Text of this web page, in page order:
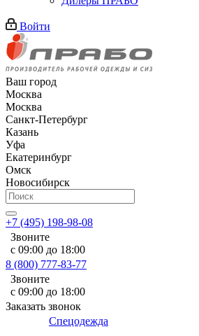
Войти
Ваш город
Москва
Москва
Санкт-Петербург
Казань
Уфа
Екатеринбург
Омск
Новосибирск
+7 (495) 198-98-08
Звоните
с 09:00 до 18:00
8 (800) 777-83-77
Звоните
с 09:00 до 18:00
Заказать звонок
Спецодежда